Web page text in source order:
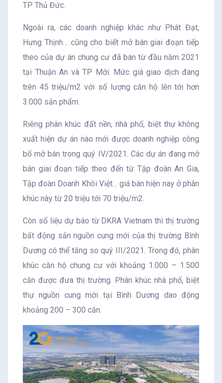
TP Thủ Đức.
Ngoài ra, các doanh nghiệp khác như Phát Đạt,
Hưng Thịnh… cũng cho biết mở bán giai đoạn tiếp
theo của dự án chung cư đã bán từ đầu năm 2021
tại Thuận An và TP Mới. Mức giá giao dịch đang
trên 45 triệu/m2 với số lượng căn hộ lên tới hơn
3.000 sản phẩm.
Riêng phân khúc đất nền, nhà phố, biệt thự không
xuất hiện dự án nào mới được doanh nghiệp công
bố mở bán trong quý IV/2021. Các dự án đang mở
bán giai đoạn tiếp theo đến từ Tập đoàn An Gia,
Tập đoàn Doanh Khôi Việt… giá bán hiện nay ở phân
khúc này từ 20 triệu tới 70 triệu/m2.
Còn số liệu dự báo từ DKRA Vietnam thì thị trường
bất động sản nguồn cung mới của thị trường Bình
Dương có thể tăng so quý III/2021. Trong đó, phân
khúc căn hộ chung cư với khoảng 1.000 – 1.500
căn được đưa thị trường. Phân khúc nhà phố, biệt
thự nguồn cung mới tại Bình Dương dao động
khoảng 200 – 300 căn.